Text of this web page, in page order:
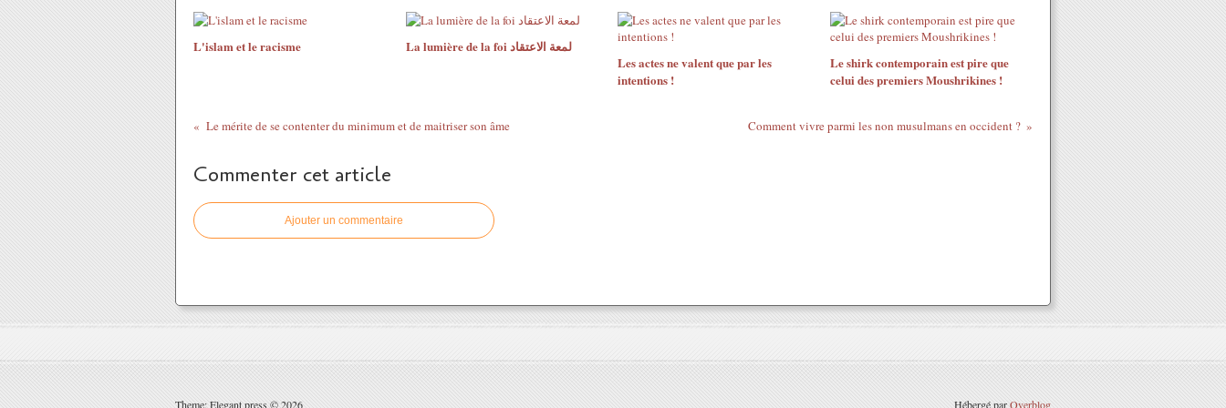
L'islam et le racisme
La lumière de la foi لمعة الاعتقاد
Les actes ne valent que par les
intentions !
Le shirk contemporain est pire que
celui des premiers Moushrikines !
Le mérite de se contenter du minimum et de maitriser son âme Comment vivre parmi les non musulmans en occident ?
Commenter cet article
Ajouter un commentaire
Theme: Elegant press © 2026 Hébergé parOverblog